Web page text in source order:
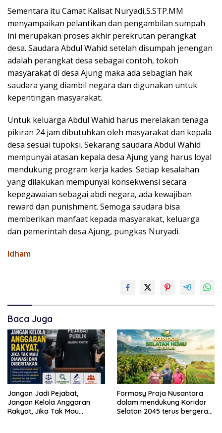
Sementara itu Camat Kalisat Nuryadi,S.STP.MM
menyampaikan pelantikan dan pengambilan sumpah
ini merupakan proses akhir perekrutan perangkat
desa. Saudara Abdul Wahid setelah disumpah jenengan
adalah perangkat desa sebagai contoh, tokoh
masyarakat di desa Ajung maka ada sebagian hak
saudara yang diambil negara dan digunakan untuk
kepentingan masyarakat.
Untuk keluarga Abdul Wahid harus merelakan tenaga
pikiran 24 jam dibutuhkan oleh masyarakat dan kepala
desa sesuai tupoksi. Sekarang saudara Abdul Wahid
mempunyai atasan kepala desa Ajung yang harus loyal
mendukung program kerja kades. Setiap kesalahan
yang dilakukan mempunyai konsekwensi secara
kepegawaian sebagai abdi negara, ada kewajiban
reward dan punishment. Semoga saudara bisa
memberikan manfaat kepada masyarakat, keluarga
dan pemerintah desa Ajung, pungkas Nuryadi.
Idham
Baca Juga
Jangan Jadi Pejabat,
Jangan Kelola Anggaran
Rakyat, Jika Tak Mau
Formasy Praja Nusantara
dalam mendukung Koridor
Selatan 2045 terus bergerak